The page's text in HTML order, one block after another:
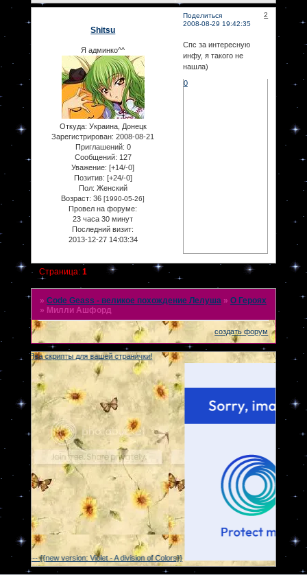
Поделиться
2
2008-08-29 19:42:35
Shitsu
Я админко^^
Откуда: Украина, Донецк
Зарегистрирован: 2008-08-21
Приглашений: 0
Сообщений: 127
Уважение: [+14/-0]
Позитив: [+24/-0]
Пол: Женский
Возраст: 36[1990-05-26]
Провел на форуме:
23 часа 30 минут
Последний визит:
2013-12-27 14:03:34
Спс за интересную
инфу, я такого не
нашла)
0
Страница: 1
» Code Geass - великое похождение Лелуша » О Героях
» Милли Ашфорд
создать форум